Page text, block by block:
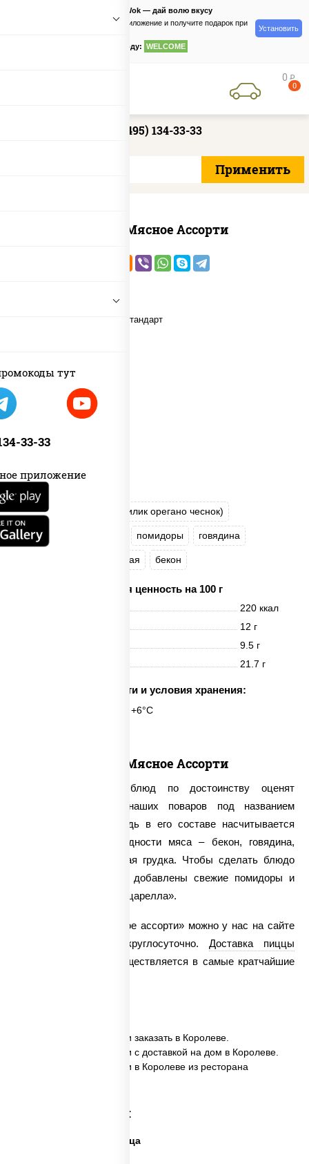
тут
33-33
приложение
PizzaSushiWok — дай волю вкусу
Скачайте приложение и получите подарок при
по промокоду: WELCOME
Установить
0 руб
0
+7 (495) 134-33-33
Пицца Мясное Ассорти
пицца соус (томаты базилик орегано чеснок)
моцарелла для пиццы помидоры говядина
грудка куриная бекон
Пищевая ценность на 100 г
220 ккал
12 г
9.5 г
21.7 г
Срок годности и условия хранения:
24 часа при t° от +2°C до +6°C
Пицца Мясное Ассорти
Поклонники мясных блюд по достоинству оценят
кулинарный шедевр наших поваров под названием
«Мясное ассорти». Ведь в его составе насчитывается
сразу четыре разновидности мяса – бекон, говядина,
свинина и даже куриная грудка. Чтобы сделать блюдо
более сочным, в него добавлены свежие помидоры и
великолепный сыр «Моцарелла».
Заказать пиццу «Мясное ассорти» можно у нас на сайте
либо по телефону круглосуточно. Доставка пиццы
«Мясное ассорти» осуществляется в самые кратчайшие
✅ Пицца Мясное Ассорти заказать в Королеве.
✅ Пицца Мясное Ассорти с доставкой на дом в Королеве.
✅ Пицца Мясное Ассорти в Королеве из ресторана
Категории товара:
Дешевая и вкусная пицца